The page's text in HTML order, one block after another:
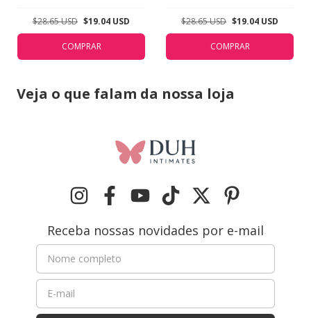
$28.65 USD $19.04 USD
COMPRAR
$28.65 USD $19.04 USD
COMPRAR
Veja o que falam da nossa loja
Receba nossas novidades por e-mail